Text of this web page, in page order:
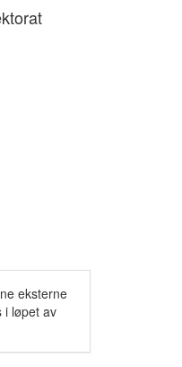
eksterne
i løpet av